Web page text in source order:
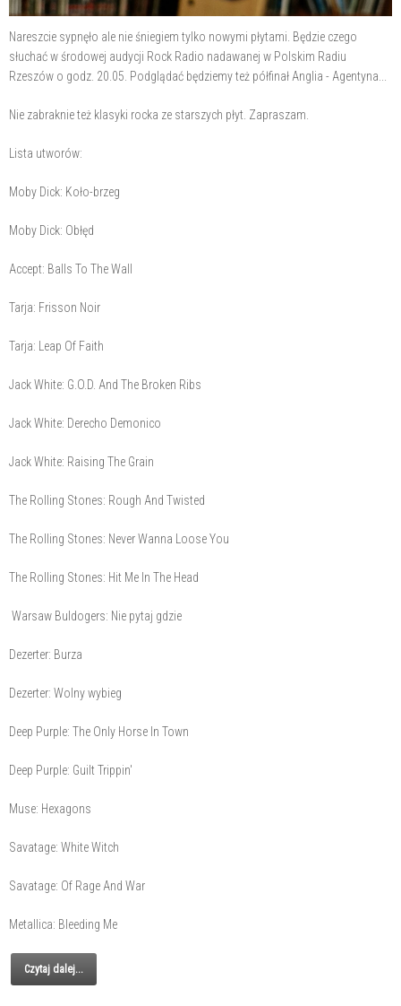
Nareszcie sypnęło ale nie śniegiem tylko nowymi płytami. Będzie czego
słuchać w środowej audycji Rock Radio nadawanej w Polskim Radiu
Rzeszów o godz. 20.05. Podglądać będziemy też półfinał Anglia - Agentyna...
Nie zabraknie też klasyki rocka ze starszych płyt. Zapraszam.
Lista utworów:
Moby Dick: Koło-brzeg
Moby Dick: Obłęd
Accept: Balls To The Wall
Tarja: Frisson Noir
Tarja: Leap Of Faith
Jack White: G.O.D. And The Broken Ribs
Jack White: Derecho Demonico
Jack White: Raising The Grain
The Rolling Stones: Rough And Twisted
The Rolling Stones: Never Wanna Loose You
The Rolling Stones: Hit Me In The Head
Warsaw Buldogers: Nie pytaj gdzie
Dezerter: Burza
Dezerter: Wolny wybieg
Deep Purple: The Only Horse In Town
Deep Purple: Guilt Trippin'
Muse: Hexagons
Savatage: White Witch
Savatage: Of Rage And War
Metallica: Bleeding Me
Czytaj dalej...